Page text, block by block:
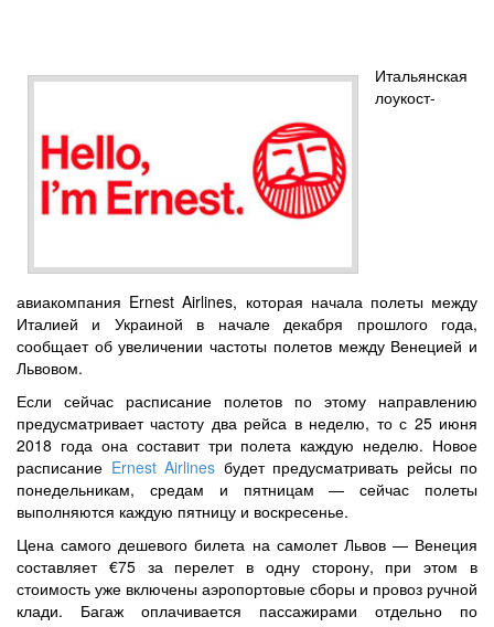
Итальянская
лоукост-
авиакомпания Ernest Airlines, которая начала полеты между
Италией и Украиной в начале декабря прошлого года,
сообщает об увеличении частоты полетов между Венецией и
Львовом.
Если сейчас расписание полетов по этому направлению
предусматривает частоту два рейса в неделю, то с 25 июня
2018 года она составит три полета каждую неделю. Новое
расписание Ernest Airlines будет предусматривать рейсы по
понедельникам, средам и пятницам — сейчас полеты
выполняются каждую пятницу и воскресенье.
Цена самого дешевого билета на самолет Львов — Венеция
составляет €75 за перелет в одну сторону, при этом в
стоимость уже включены аэропортовые сборы и провоз ручной
клади. Багаж оплачивается пассажирами отдельно по